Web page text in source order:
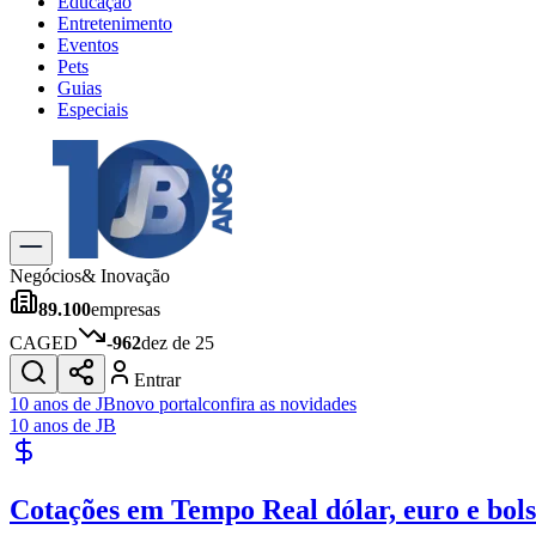
Entretenimento
Eventos
Pets
Guias
Especiais
Explore Tudo
Últimas Notícias
Previsão do Tempo
Trânsito e Rotas
Dia a Dia & Lazer
Gastronomia
Cinema & Shows
JogosNovo
Para Sua Empresa
Publicidade Legal
Negócios& Inovação
89.100empresas
CAGED
-962dez de 25
Entrar
10 anos de JBnovo portalconfira as novidades
10 anos de JB
Cotações em Tempo Real dólar, euro e